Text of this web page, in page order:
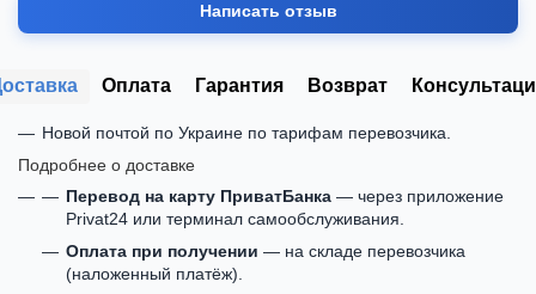
Написать отзыв
Оплата Гарантия Возврат
Новой почтой по Украине по тарифам перевозчика.
Подробнее о доставке
Перевод на карту ПриватБанка — через приложение
Privat24 или терминал самообслуживания.
Оплата при получении — на складе перевозчика
(наложенный платёж).